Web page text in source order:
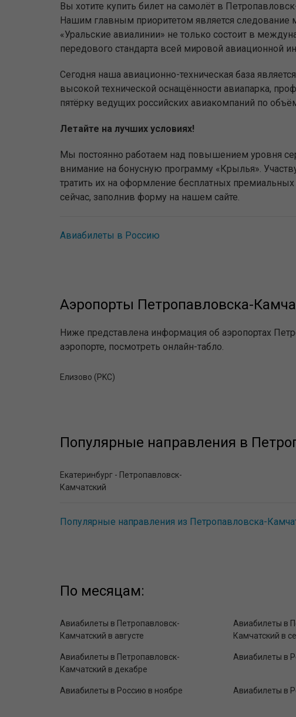
Вы хотите купить билет на самолёт в
Нашим главным приоритетом является следование
«Уральские авиалинии» не только состоит в
передового стандарта всей мировой авиационной
Сегодня наша авиационно-техническая база
высокой технической оснащённости авиапарка,
пятёрку ведущих российских авиакомпаний по
Летайте на лучших условиях!
Мы постоянно работаем над повышением уровня
внимание на бонусную программу «Крылья».
тратить их на оформление бесплатных
сейчас, заполнив форму на нашем сайте.
Авиабилеты в Россию
Аэропорты Петропавловска-
Ниже представлена информация об аэропортах
аэропорте, посмотреть онлайн-табло.
Елизово (PKC)
Популярные направления в
Екатеринбург - Петропавловск-
Камчатский
Популярные направления из Петропавловска-
По месяцам:
Авиабилеты в Петропавловск-
Камчатский в августе
Авиабилеты в
Камчатский в
Авиабилеты в Петропавловск-
Камчатский в декабре
Авиабилеты в
Авиабилеты в Россию в ноябре Авиабилеты в